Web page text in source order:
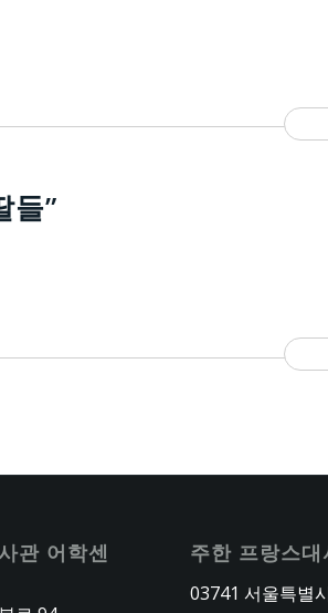
들”
관 어학센 주한 프랑스
03741 서울특별